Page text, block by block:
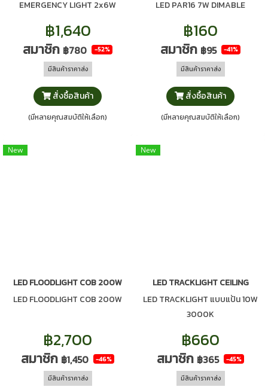
EMERGENCY LIGHT 2x6W
฿1,640
สมาชิก ฿780 -52%
มีสินค้าราคาส่ง
สั่งซื้อสินค้า
(มีหลายคุณสมบัติให้เลือก)
LED PAR16 7W DIMABLE
฿160
สมาชิก ฿95 -41%
มีสินค้าราคาส่ง
สั่งซื้อสินค้า
(มีหลายคุณสมบัติให้เลือก)
New
LED FLOODLIGHT COB 200W
LED FLOODLIGHT COB 200W
฿2,700
สมาชิก ฿1,450 -46%
มีสินค้าราคาส่ง
New
LED TRACKLIGHT CEILING
LED TRACKLIGHT แบบแป้น 10W
3000K
฿660
สมาชิก ฿365 -45%
มีสินค้าราคาส่ง